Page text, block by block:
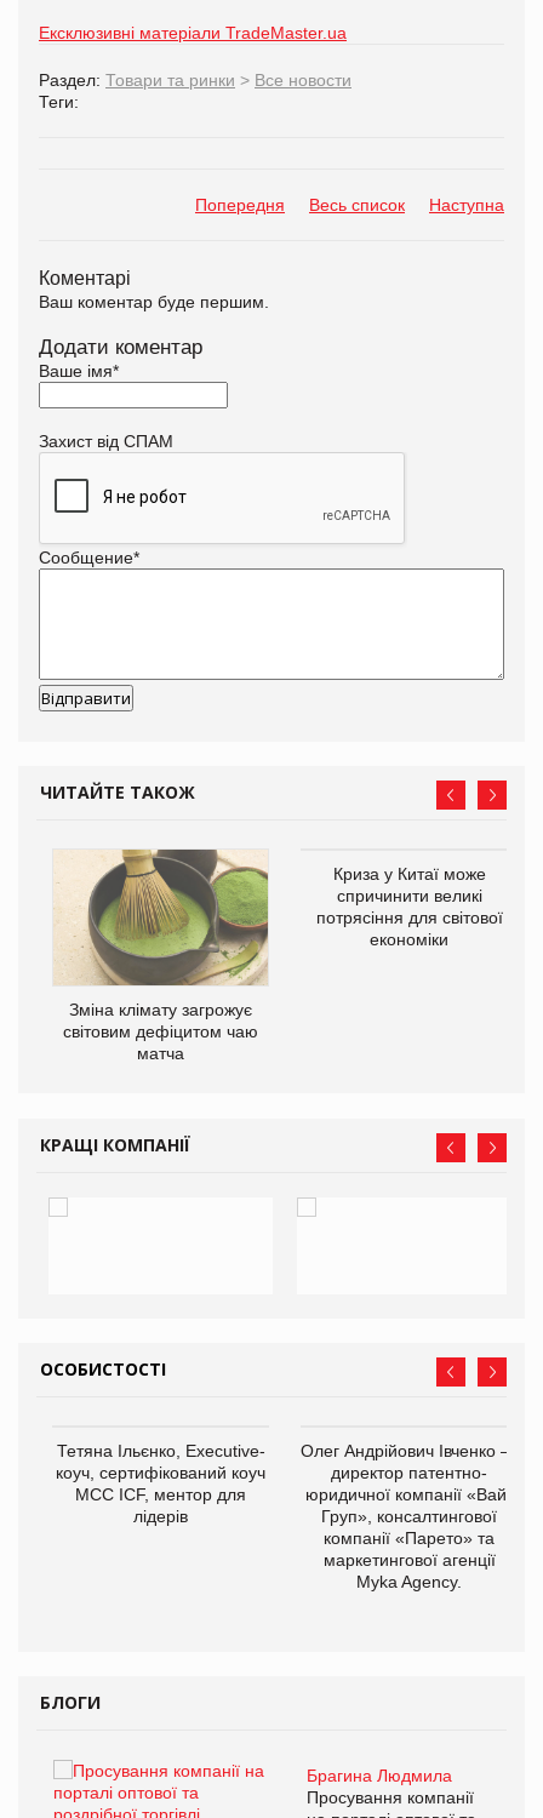
Ексклюзивні матеріали TradeMaster.ua
Раздел: Товари та ринки > Все новости
Теги:
Попередня Весь список Наступна
Коментарі
Ваш коментар буде першим.
Додати коментар
Ваше імя*
Захист від СПАМ
Сообщение*
ЧИТАЙТЕ ТАКОЖ
Зміна клімату загрожує
світовим дефіцитом чаю
матча
Криза у Китаї може
спричинити великі
потрясіння для світової
економіки
КРАЩІ КОМПАНІЇ
ОСОБИСТОСТІ
Тетяна Ільєнко, Executive-
коуч, сертифікований коуч
МСС ICF, ментор для
лідерів
Олег Андрійович Івченко —
директор патентно-
юридичної компанії «Вайз
Груп», консалтингової
компанії «Парето» та
маркетингової агенції
Myka Agency.
БЛОГИ
Брагина Людмила
Просування компанії